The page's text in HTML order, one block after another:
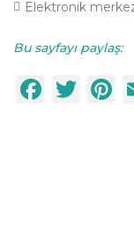
Elektronik
Bu sayfayı paylaş: